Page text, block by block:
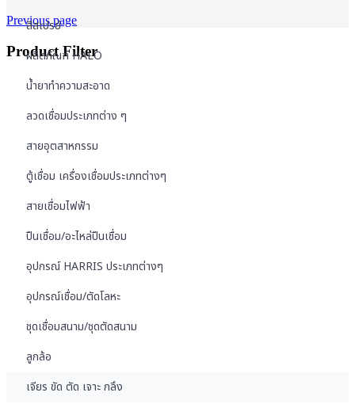
Previous page
Product Filter
สีสเปรย์
ผลิตภัณฑ์ HALO
น้ำยาทำความสะอาด
ลวดเชื่อมประเภทต่าง ๆ
สายอุตสาหกรรม
ตู้เชื่อม เครื่องเชื่อมประเภทต่างๆ
สายเชื่อมไฟฟ้า
ปืนเชื่อม/อะไหล่ปืนเชื่อม
อุปกรณ์ HARRIS ประเภทต่างๆ
อุปกรณ์เชื่อม/ตัดโลหะ
ชุดเชื่อมสนาม/ชุดตัดสนาม
ลูกล้อ
เจียร ขัด ตัด เจาะ กลึง